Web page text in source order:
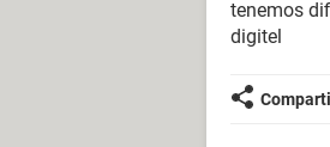
tenemos
digitel